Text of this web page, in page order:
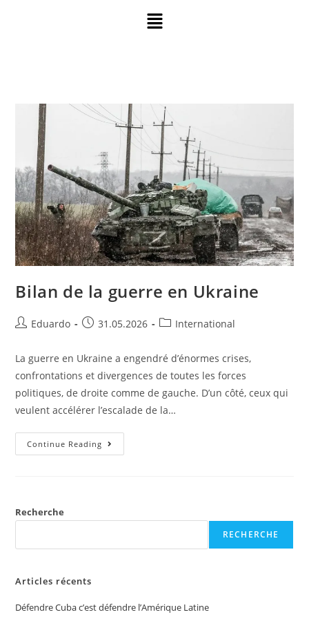
Bilan de la guerre en Ukraine
Eduardo 31.05.2026 International
La guerre en Ukraine a engendré d’énormes crises,
confrontations et divergences de toutes les forces
politiques, de droite comme de gauche. D’un côté, ceux qui
veulent accélérer l’escalade de la…
Continue Reading
Recherche
RECHERCHE
Articles récents
Défendre Cuba c’est défendre l’Amérique Latine